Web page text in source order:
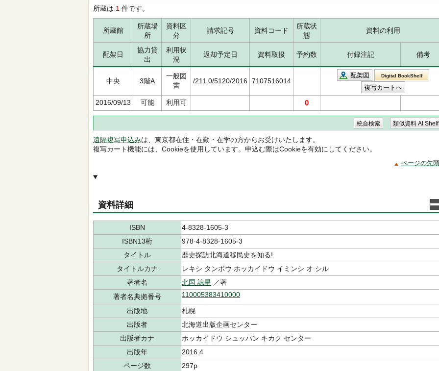
所蔵は 1 件です。
所蔵館
所蔵場
所
資料区
分
請求記号 資料コード
所蔵状
態
資料の利用
配架日
協力貸
出
利用状
況
返却予定日 資料取扱 予約数 付録注記 備考
中央 3階A
一般図
書
/211.0/5120/2016 7107516014
配架図 Digital BookShelf
2016/09/13 可能 利用可 0
遠隔複写申込みは、東京都在住・在勤・在学の方からお受けいたします。
複写カート機能には、Cookieを使用しています。申込む際はCookieを有効にしてください。
ページの先
資料詳細
ISBN
4-8328-1605-3
ISBN13桁
978-4-8328-1605-3
タイトル
歴史探訪北海道移民史を知る!
タイトルカナ
レキシ タンボウ ホッカイドウ イミンシ オ シル
著者名
北国 諒星 ／著
著者名典拠番号
110005383410000
出版地
札幌
出版者
北海道出版企画センター
出版者カナ
ホッカイドウ シュッパン キカク センター
出版年
2016.4
ページ数
297p